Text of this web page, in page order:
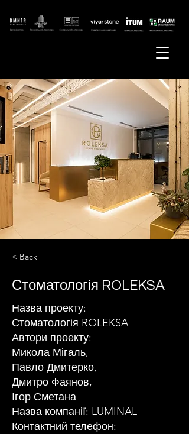
< Back
Стоматологія ROLEKSA
Назва проекту:
Стоматологія ROLEKSA
Автори проекту:
Микола Мігаль,
Павло Дмитерко,
Дмитро Фаянов,
Ігор Сметана
Назва компанії: LUMINAL
Контактний телефон: